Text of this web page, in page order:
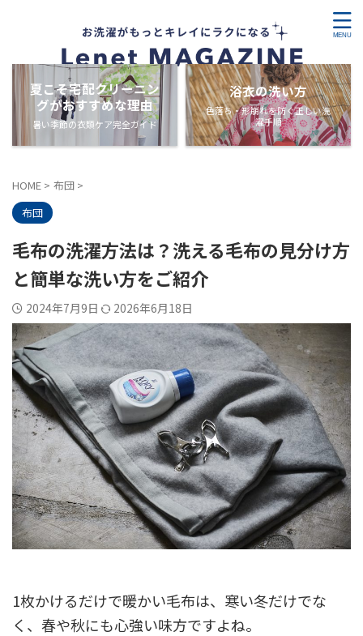
夏こそ宅配クリーニン
グがおすすめな理由
暑い季節の衣類ケア完全ガイド
浴衣の洗い方
色落ち・形崩れを防ぐ正しい洗
濯手順
HOME > 布団 >
布団
毛布の洗濯方法は？洗える毛布の見分け方
と簡単な洗い方をご紹介
2024年7月9日 2026年6月18日
1枚かけるだけで暖かい毛布は、寒い冬だけでな
く、春や秋にも心強い味方ですよね。